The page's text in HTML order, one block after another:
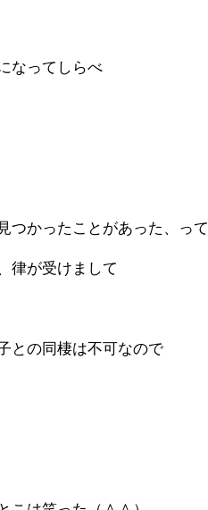
なってしらべ
つかったことがあった、って
律が受けまして
との同棲は不可なので